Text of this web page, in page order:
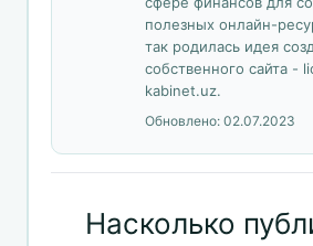
полезных онлайн-
так родилась идея
собственного сайта -
kabinet.uz.
Обновлено: 02.07.2023
Насколько